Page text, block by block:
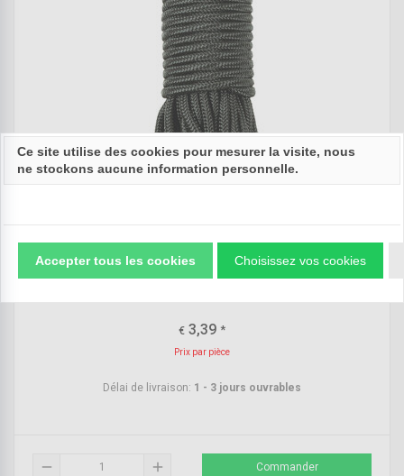
€ 3,39 *
Prix par pièce
Délai de livraison: 1 - 3 jours ouvrables
remove add Commander
Ce site utilise des cookies pour mesurer la visite, nous
ne stockons aucune information personnelle.
Accepter tous les cookies Choisissez vos cookies